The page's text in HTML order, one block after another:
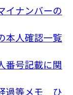
イナンバーの
本人確認一覧
号記載に関
過等メモ ひ